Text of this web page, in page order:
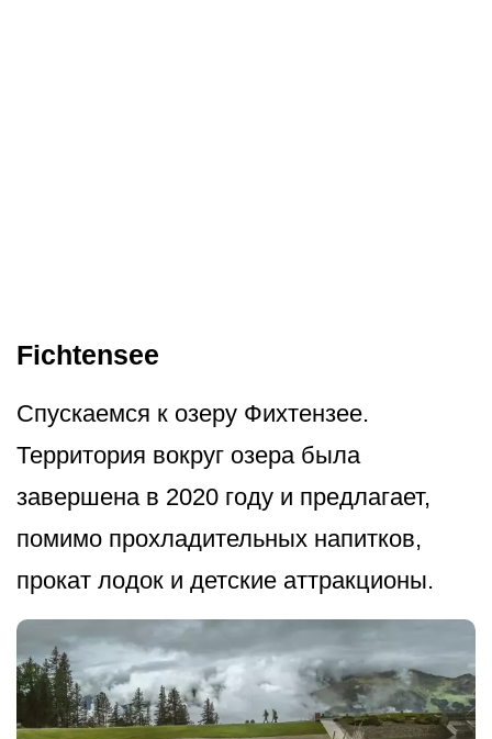
Fichtensee
Спускаемся к озеру Фихтензее.
Территория вокруг озера была
завершена в 2020 году и предлагает,
помимо прохладительных напитков,
прокат лодок и детские аттракционы.